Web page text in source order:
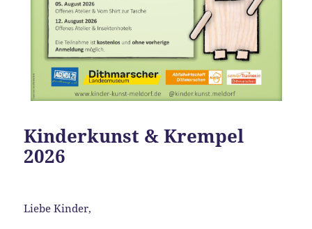
Kinderkunst & Krempel
2026
Liebe Kinder,